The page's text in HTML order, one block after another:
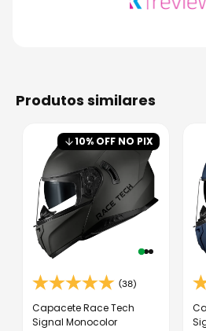
produtos similares
10% OFF NO PIX
(38)
Capacete Race Tech
Signal Monocolor